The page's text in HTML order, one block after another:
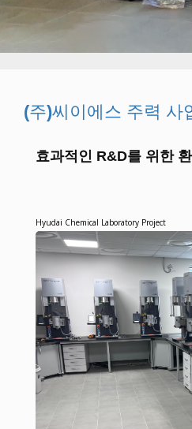
(주)씨이에스 주력 사
효과적인 R&D를 위한
Hyudai Chemical Laboratory Project